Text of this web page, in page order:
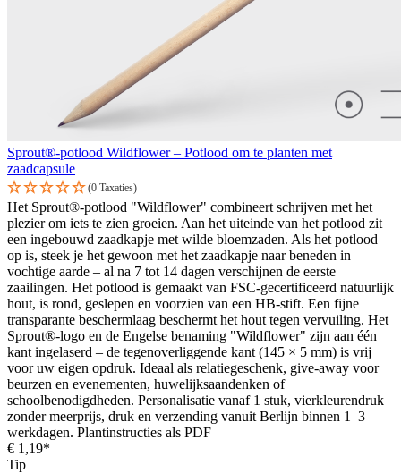
Sprout®-potlood Wildflower – Potlood om te planten met
zaadcapsule
(0 Taxaties)
Het Sprout®-potlood "Wildflower" combineert schrijven met het
plezier om iets te zien groeien. Aan het uiteinde van het potlood zit
een ingebouwd zaadkapje met wilde bloemzaden. Als het potlood
op is, steek je het gewoon met het zaadkapje naar beneden in
vochtige aarde – al na 7 tot 14 dagen verschijnen de eerste
zaailingen. Het potlood is gemaakt van FSC-gecertificeerd natuurlijk
hout, is rond, geslepen en voorzien van een HB-stift. Een fijne
transparante beschermlaag beschermt het hout tegen vervuiling. Het
Sprout®-logo en de Engelse benaming "Wildflower" zijn aan één
kant ingelaserd – de tegenoverliggende kant (145 × 5 mm) is vrij
voor uw eigen opdruk. Ideaal als relatiegeschenk, give-away voor
beurzen en evenementen, huwelijksaandenken of
schoolbenodigdheden. Personalisatie vanaf 1 stuk, vierkleurendruk
zonder meerprijs, druk en verzending vanuit Berlijn binnen 1–3
werkdagen. Plantinstructies als PDF
€ 1,19*
Tip